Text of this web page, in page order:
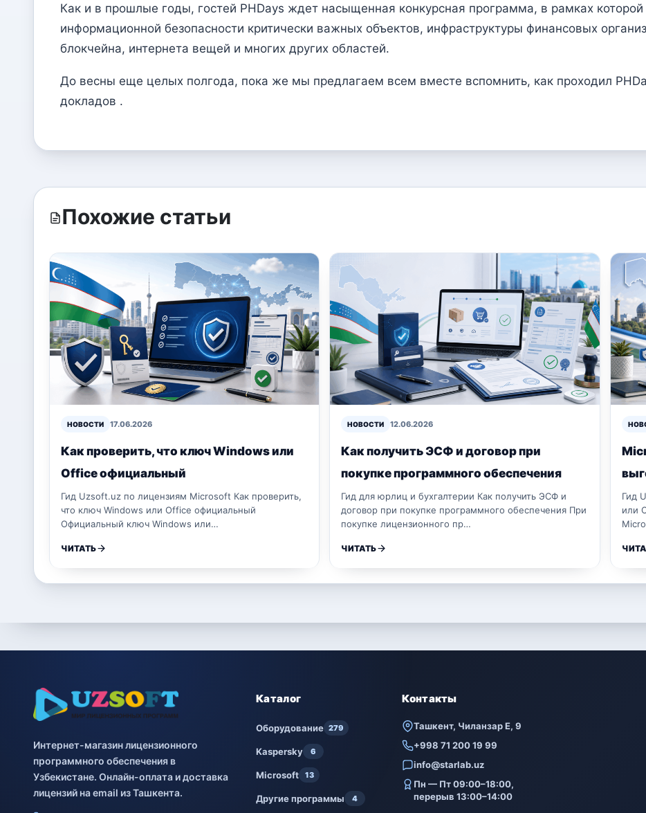
Как и в прошлые годы, гостей PHDays ждет насыщенная конкурсная программа, в рамках
информационной безопасности критически важных объектов, инфраструктуры финансовых
блокчейна, интернета вещей и многих других областей.
До весны еще целых полгода, пока же мы предлагаем всем вместе вспомнить, как проходил
докладов .
Похожие статьи
НОВОСТИ 17.06.2026
Как проверить, что ключ Windows или
Office официальный
Гид Uzsoft.uz по лицензиям Microsoft Как проверить,
что ключ Windows или Office официальный
Официальный ключ Windows или…
ЧИТАТЬ
НОВОСТИ 12.06.2026
Как получить ЭСФ и договор при
покупке программного обеспечения
Гид для юрлиц и бухгалтерии Как получить ЭСФ и
договор при покупке программного обеспечения При
покупке лицензионного пр…
ЧИТАТЬ
Гид
или
Интернет-магазин лицензионного
программного обеспечения в
Узбекистане. Онлайн-оплата и доставка
лицензий на email из Ташкента.
Каталог
Оборудование 279
Kaspersky 6
Microsoft 13
Другие программы 4
Контакты
Ташкент, Чиланзар Е, 9
+998 71 200 19 99
info@starlab.uz
Пн — Пт 09:00–18:00,
перерыв 13:00–14:00